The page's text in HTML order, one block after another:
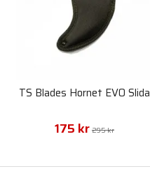
TS Blades Hornet EVO Slida
175 kr 295 kr